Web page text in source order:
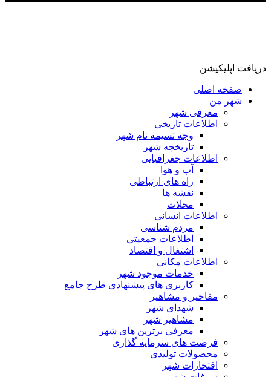
اصلی
من
معرفی شهر
اطلاعات تاریخی
وجه تسیمه نام شهر
تاریخچه شهر
اطلاعات جغرافیایی
آب و هوا
راه های ارتباطی
نقشه ها
محلات
اطلاعات انسانی
مردم شناسی
اطلاعات جمعیتی
اشتغال و اقتصاد
اطلاعات مکانی
خدمات موجود شهر
کاربری های پیشنهادی طرح جامع
مفاخیر و مشاهیر
شهدای شهر
مشاهیر شهر
معرفی برترین های شهر
فرصت های سرمایه گذاری
محصولات تولیدی
افتخارات شهر